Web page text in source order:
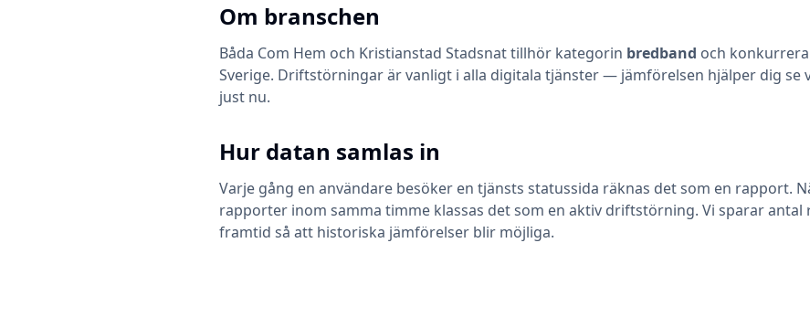
Om branschen
Båda Com Hem och Kristianstad Stadsnattillhör kategorin bredband och
Sverige. Driftstörningar är vanligt i alla digitala tjänster — jämförelsen hjälper dig se
just nu.
Hur datan samlas in
Varje gång en användare besöker en tjänsts statussida räknas det som en rapport.
rapporter inom samma timme klassas det som en aktiv driftstörning. Vi sparar
framtid så att historiska jämförelser blir möjliga.